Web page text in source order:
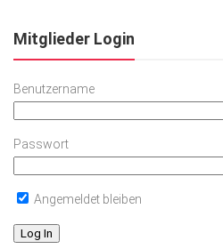
Mitglieder Login
Benutzername
Passwort
Angemeldet bleiben